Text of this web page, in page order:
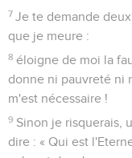
7 Je te demande
que je meure :
8 éloigne de moi la
donne ni pauvreté ni
m'est nécessaire !
9 Sinon je risquerais,
dire : « Qui est